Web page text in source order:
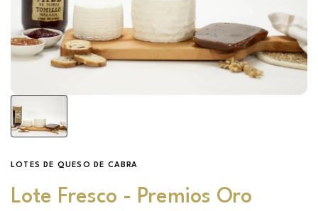
LOTES DE QUESO DE CABRA
Lote Fresco - Premios Oro